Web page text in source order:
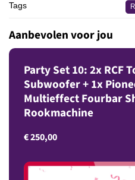
Tags
Aanbevolen voor jou
Party Set 10: 2x RCF
Subwoofer + 1x
Multieffect Fourbar
Rookmachine
€250,00